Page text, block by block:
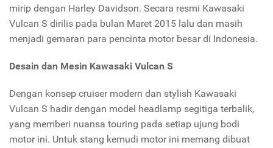
mirip dengan Harley Davidson. Secara resmi Kawasaki
Vulcan S dirilis pada bulan Maret 2015 lalu dan masih
menjadi gemaran para pencinta motor besar di Indonesia.
Desain dan Mesin Kawasaki Vulcan S
Dengan konsep cruiser modern dan stylish Kawasaki
Vulcan S hadir dengan model headlamp segitiga terbalik,
yang memberi nuansa touring pada setiap ujung bodi
motor ini. Untuk stang kemudi motor ini memang dibuat